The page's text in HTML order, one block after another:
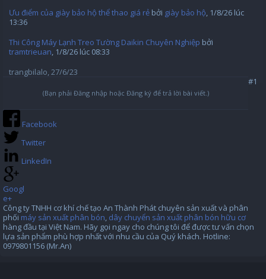
Ưu điểm của giày bảo hộ thể thao giá rẻ bởi giày bảo hộ, 1/8/26 lúc
13:36
Thi Công Máy Lạnh Treo Tường Daikin Chuyên Nghiệp bởi
tramtrieuan, 1/8/26 lúc 08:33
trangbilalo,27/6/23
#1
(Bạn phải Đăng nhập hoặc Đăng ký để trả lời bài viết.)
Facebook
Twitter
LinkedIn
Googl
e+
Công ty TNHH cơ khí chế tạo An Thành Phát chuyên sản xuất và phân
phối máy sản xuất phân bón, dây chuyển sản xuất phân bón hữu cơ
hàng đầu tại Việt Nam. Hãy gọi ngay cho chúng tôi để được tư vấn chọn
lựa sản phẩm phù hợp nhất với nhu cầu của Quý khách. Hotline:
0979801156 (Mr.An)